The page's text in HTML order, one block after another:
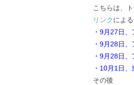
こちらは、
リンクによる
・9月27日
・9月28日
・9月28日
・10月1日
その後